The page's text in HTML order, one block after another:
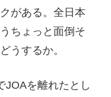
がある。全日本
ちょっと面倒そ
うするか。
JOAを離れたとし